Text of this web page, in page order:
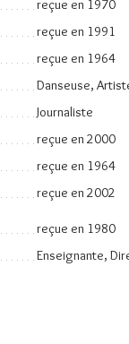
reçue en 1970
reçue en 1991
reçue en 1964
Danseuse,
Journaliste
reçue en 2000
reçue en 1964
reçue en 2002
reçue en 1980
Enseignante,